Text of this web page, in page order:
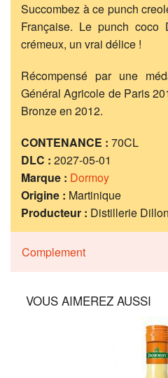
Succombez à ce punch
Française. Le punch coco
crémeux, un vrai délice !
Récompensé par une
Général Agricole de Paris
Bronze en 2012.
CONTENANCE : 70CL
DLC : 2027-05-01
Marque : Dormoy
Origine : Martinique
Producteur : Distillerie Dillon
Complement
VOUS AIMEREZ AUSSI